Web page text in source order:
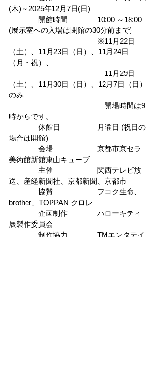
(木)～2025年12月7日(日)
開館時間　　　　10:00 ～18:00
(展示室への入場は閉館の30分前まで)
※11月22日
（土）、11月23日（日）、11月24日
（月・祝）、
11月29日
（土）、11月30日（日）、12月7日（日）
のみ
開場時間は9
時からです。
休館日　　　　　月曜日 (祝日の
場合は開館)
会場　　　　　　京都市京セラ
美術館新館東山キューブ
主催　　　　　　関西テレビ放
送、産経新聞社、京都新聞、京都市
協賛　　　　　　フコク生命、
brother、TOPPAN クロレ
企画制作　　　　ハローキティ
展製作委員会
制作協力　　　　TMエンタテイ